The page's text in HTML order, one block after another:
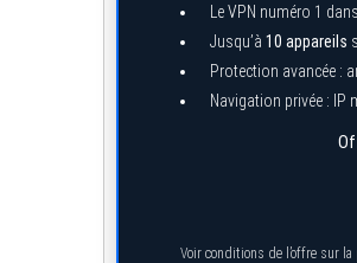
Le VPN numéro 1
Jusqu’à 10 appareils
Protection avancée :
Navigation privée : IP
Voir conditions de l’offre sur